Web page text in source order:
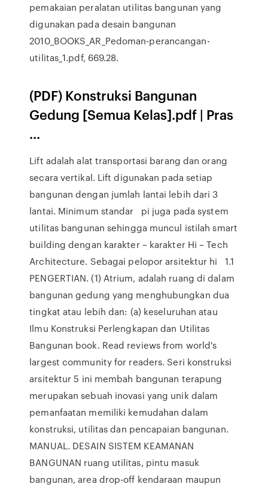
pemakaian peralatan utilitas bangunan yang
digunakan pada desain bangunan
2010_BOOKS_AR_Pedoman-perancangan-
utilitas_1.pdf, 669.28.
(PDF) Konstruksi Bangunan
Gedung [Semua Kelas].pdf | Pras
...
Lift adalah alat transportasi barang dan orang
secara vertikal. Lift digunakan pada setiap
bangunan dengan jumlah lantai lebih dari 3
lantai. Minimum standar pi juga pada system
utilitas bangunan sehingga muncul istilah smart
building dengan karakter – karakter Hi – Tech
Architecture. Sebagai pelopor arsitektur hi 1.1
PENGERTIAN. (1) Atrium, adalah ruang di dalam
bangunan gedung yang menghubungkan dua
tingkat atau lebih dan: (a) keseluruhan atau
Ilmu Konstruksi Perlengkapan dan Utilitas
Bangunan book. Read reviews from world's
largest community for readers. Seri konstruksi
arsitektur 5 ini membah bangunan terapung
merupakan sebuah inovasi yang unik dalam
pemanfaatan memiliki kemudahan dalam
konstruksi, utilitas dan pencapaian bangunan.
MANUAL. DESAIN SISTEM KEAMANAN
BANGUNAN ruang utilitas, pintu masuk
bangunan, area drop-off kendaraan maupun